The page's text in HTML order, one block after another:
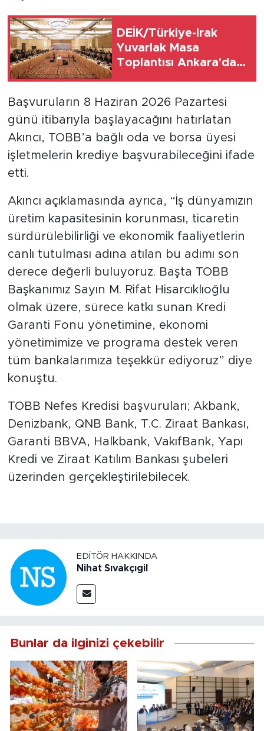
DEİK/Türkiye-Irak
Yuvarlak Masa
Toplantısı Ankara'da
Başvuruların 8 Haziran 2026 Pazartesi
günü itibarıyla başlayacağını hatırlatan
Akıncı, TOBB’a bağlı oda ve borsa üyesi
işletmelerin krediye başvurabileceğini ifade
etti.
Akıncı açıklamasında ayrıca, “İş dünyamızın
üretim kapasitesinin korunması, ticaretin
sürdürülebilirliği ve ekonomik faaliyetlerin
canlı tutulması adına atılan bu adımı son
derece değerli buluyoruz. Başta TOBB
Başkanımız Sayın M. Rifat Hisarcıklıoğlu
olmak üzere, sürece katkı sunan Kredi
Garanti Fonu yönetimine, ekonomi
yönetimimize ve programa destek veren
tüm bankalarımıza teşekkür ediyoruz” diye
konuştu.
TOBB Nefes Kredisi başvuruları; Akbank,
Denizbank, QNB Bank, T.C. Ziraat Bankası,
Garanti BBVA, Halkbank, VakıfBank, Yapı
Kredi ve Ziraat Katılım Bankası şubeleri
üzerinden gerçekleştirilebilecek.
EDITÖR HAKKINDA
Nihat Sıvakçıgil
Bunlar da ilginizi çekebilir